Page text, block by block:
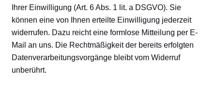
Ihrer Einwilligung (Art. 6 Abs. 1 lit. a DSGVO). Sie
können eine von Ihnen erteilte Einwilligung jederzeit
widerrufen. Dazu reicht eine formlose Mitteilung per E-
Mail an uns. Die Rechtmäßigkeit der bereits erfolgten
Datenverarbeitungsvorgänge bleibt vom Widerruf
unberührt.